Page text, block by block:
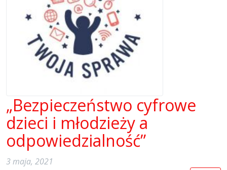
„Bezpieczeństwo cyfrowe
dzieci i młodzieży a
odpowiedzialność”
3 maja, 2021